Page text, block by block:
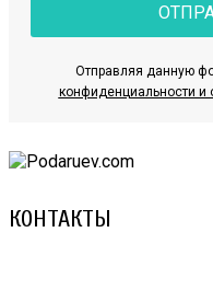
Отправляя данную
конфиденциальности и
КОНТАКТЫ